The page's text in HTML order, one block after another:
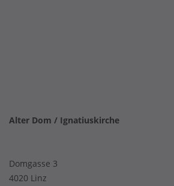
Alter Dom / Ignatiuskirche
Domgasse 3
4020 Linz